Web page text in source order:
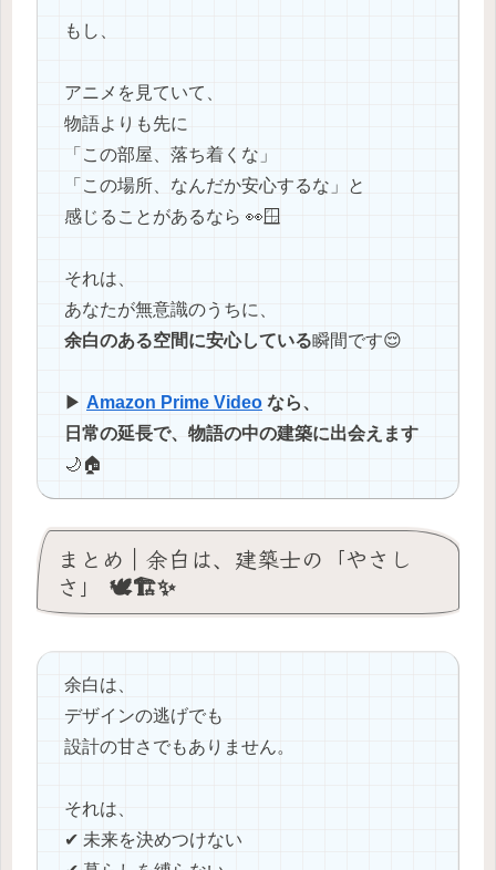
もし、
アニメを見ていて、
物語よりも先に
「この部屋、落ち着くな」
「この場所、なんだか安心するな」と
感じることがあるなら 👀🪟
それは、
あなたが無意識のうちに、
余白のある空間に安心している瞬間です😌
▶︎ Amazon Prime Video なら、
日常の延長で、物語の中の建築に出会えます
🌙🏠
まとめ｜余白は、建築士の「やさし
さ」 🕊️🏗️✨
余白は、
デザインの逃げでも
設計の甘さでもありません。
それは、
✔ 未来を決めつけない